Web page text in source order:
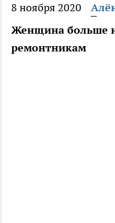
8 ноября 2020
Женщина больше
ремонтникам